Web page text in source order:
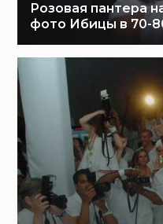
Розовая пантера
фото Ибицы в 70-